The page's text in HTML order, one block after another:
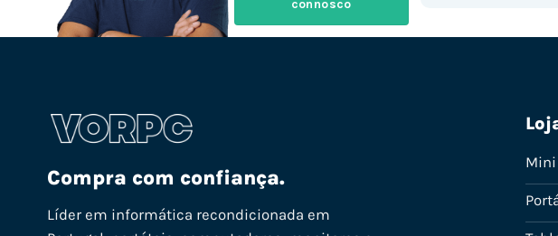
connosco
Compra com confiança.
Líder em informática recondicionada em
Mini